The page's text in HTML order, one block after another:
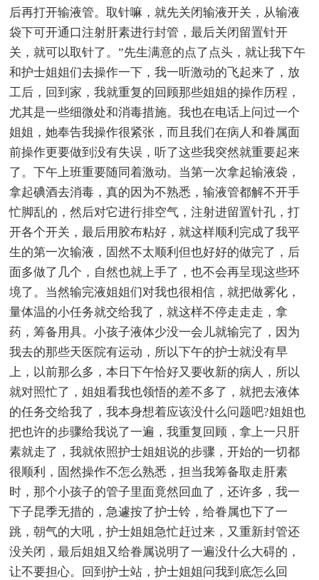
后再打开输液管。取针嘛，就先关闭输液开关，从输液
袋下可开通口注射肝素进行封管，最后关闭留置针开
关，就可以取针了。”先生满意的点了点头，就让我下午
和护士姐姐们去操作一下，我一听激动的飞起来了，放
工后，回到家，我就重复的回顾那些姐姐的操作历程，
尤其是一些细微处和消毒措施。我也在电话上问过一个
姐姐，她奉告我操作很紧张，而且我们在病人和眷属面
前操作更要做到没有失误，听了这些我突然就重要起来
了。下午上班重要随同着激动。当第一次拿起输液袋，
拿起碘酒去消毒，真的因为不熟悉，输液管都解不开手
忙脚乱的，然后对它进行排空气，注射进留置针孔，打
开各个开关，最后用胶布粘好，就这样顺利完成了我平
生的第一次输液，固然不太顺利但也好好的做完了，后
面多做了几个，自然也就上手了，也不会再呈现这些环
境了。当然输完液姐姐们对我也很相信，就把做雾化，
量体温的小任务就交给我了，就这样不停走走走，拿
药，筹备用具。小孩子液体少没一会儿就输完了，因为
我去的那些天医院有运动，所以下午的护士就没有早
上，以前那么多，本日下午恰好又要收新的病人，所以
就对照忙了，姐姐看我也领悟的差不多了，就把去液体
的任务交给我了，我本身想着应该没什么问题吧?姐姐也
把也许的步骤给我说了一遍，我重复回顾，拿上一只肝
素就走了，我就依照护士姐姐说的步骤，开始的一切都
很顺利，固然操作不怎么熟悉，担当我筹备取走肝素
时，那个小孩子的管子里面竟然回血了，还许多，我一
下子昆季无措的，急遽按了护士铃，给眷属也下了一
跳，朝气的大吼，护士姐姐急忙赶过来，又重新封管还
没关闭，最后姐姐又给眷属说明了一遍没什么大碍的，
让不要担心。回到护士站，护士姐姐问我到底怎么回